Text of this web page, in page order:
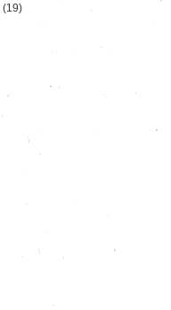
(19)